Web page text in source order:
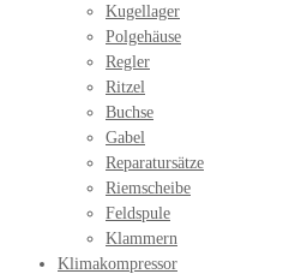
Kugellager
Polgehäuse
Regler
Ritzel
Buchse
Gabel
Reparatursätze
Riemscheibe
Feldspule
Klammern
Klimakompressor